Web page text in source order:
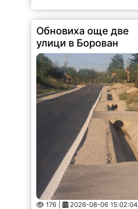
Обновиха още две
улици в Борован
176 | 2026-08-06 15:02:04